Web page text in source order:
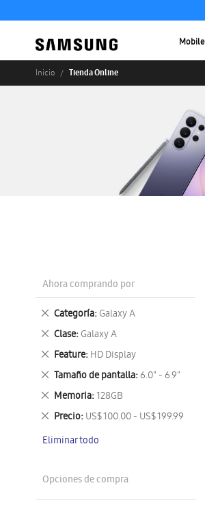
Mobile
Inicio Tienda Online
Ahora comprando por
Categoría Galaxy A
Eliminar
este
artículo
Clase Galaxy A
Eliminar
este
artículo
Feature HD Display
Eliminar
este
artículo
Tamaño de pantalla 6.0" - 6.9"
Eliminar
este
artículo
Memoria 128GB
Eliminar
este
artículo
Precio US$ 100.00 - US$ 199.99
Eliminar
artículo
Eliminar todo
Opciones de compra